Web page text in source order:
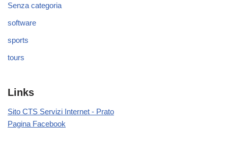
Senza categoria
software
sports
tours
Links
Sito CTS Servizi Internet - Prato
Pagina Facebook